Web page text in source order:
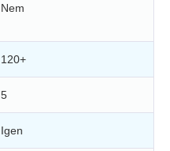
Nem
120+
5
Igen